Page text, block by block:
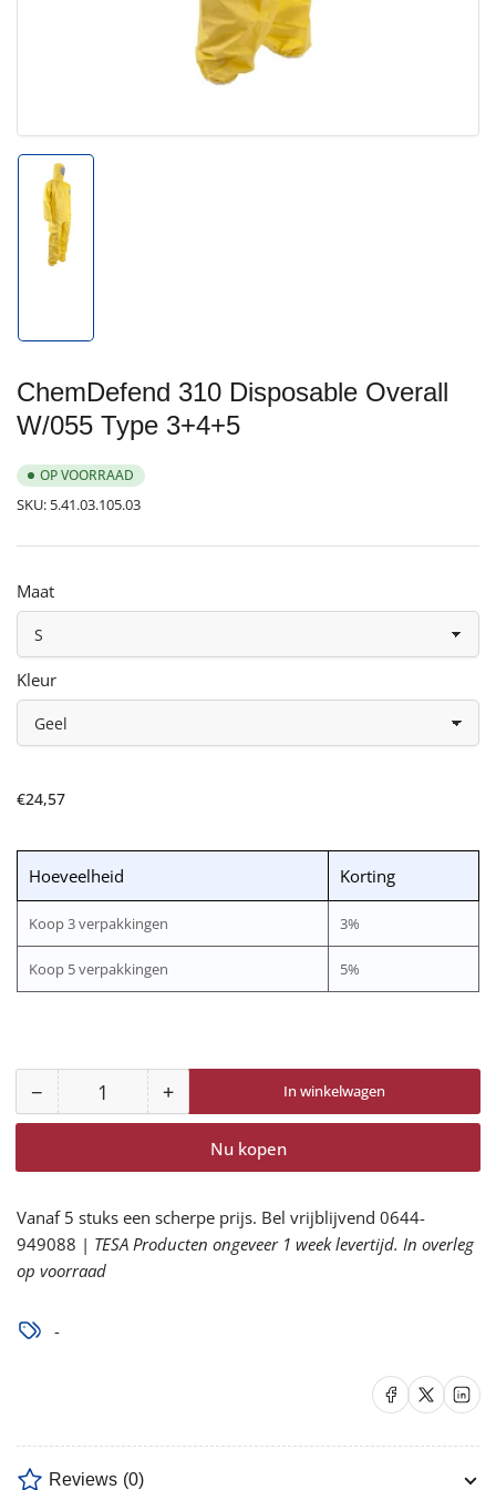
Afbeelding
laden
ChemDefend 310 Disposable Overall
W/055 Type 3+4+5
OP VOORRAAD
SKU: 5.41.03.105.03
Maat
Kleur
Normale
€24,57
Hoeveelheid Korting
Koop 3 verpakkingen 3%
Koop 5 verpakkingen 5%
−Aantal
voor
Disposable
Overall
W/055
3+4+5
verlagen
Aantal +Aantal
voor
ChemDefend
Disposable
Overall
In winkelwagen
Nu kopen
Vanaf 5 stuks een scherpe prijs. Bel vrijblijvend 0644-
949088 | TESA Producten ongeveer 1 week levertijd. In overleg
op voorraad
-
Delen op Facebook
Delen op X Delen
Reviews (0)